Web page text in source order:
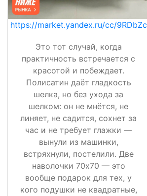
https://market.yandex.ru/cc/9RDbZc
Это тот случай, когда
практичность встречается с
красотой и побеждает.
Полисатин даёт гладкость
шелка, но без ухода за
шелком: он не мнётся, не
линяет, не садится, сохнет за
час и не требует глажки —
вынули из машинки,
встряхнули, постелили. Две
наволочки 70х70 — это
вообще подарок для тех, у
кого подушки не квадратные,